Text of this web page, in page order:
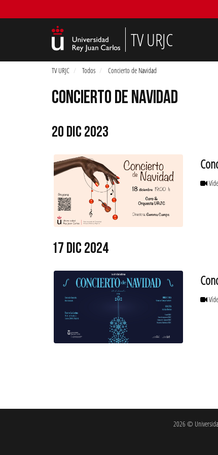
TV URJC
TV URJC Todos Concierto de Navidad
CONCIERTO DE NAVIDAD
20 DIC 2023
17 DIC 2024
2026 ©